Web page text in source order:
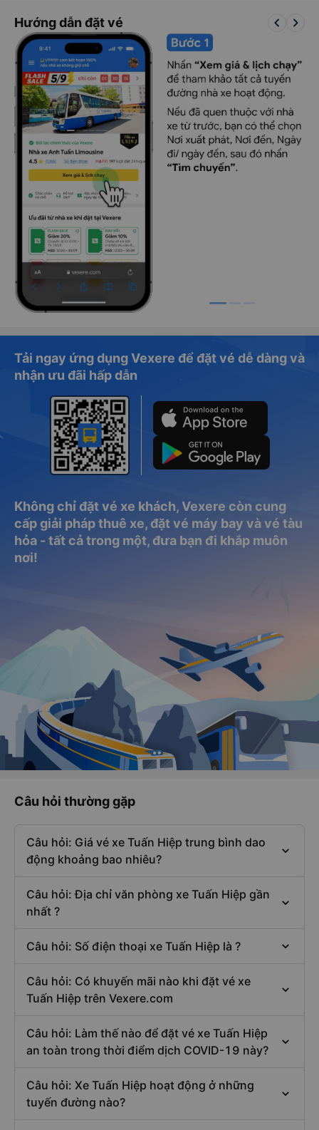
Hướng dẫn đặt vé keyboard_arrow_left keyboard_arrow_right
Tải ngay ứng dụng Vexere để đặt vé dễ dàng và
nhận ưu đãi hấp dẫn
Không chỉ đặt vé xe khách, Vexere còn cung
cấp giải pháp thuê xe, đặt vé máy bay và vé tàu
hỏa - tất cả trong một, đưa bạn đi khắp muôn
nơi!
Câu hỏi thường gặp
Câu hỏi: Giá vé xe Tuấn Hiệp trung bình dao
động khoảng bao nhiêu?
Câu hỏi: Địa chỉ văn phòng xe Tuấn Hiệp gần
nhất ?
Câu hỏi: Số điện thoại xe Tuấn Hiệp là ?
Câu hỏi: Có khuyến mãi nào khi đặt vé xe
Tuấn Hiệp trên Vexere.com
Câu hỏi: Làm thế nào để đặt vé xe Tuấn Hiệp
an toàn trong thời điểm dịch COVID-19 này?
Câu hỏi: Xe Tuấn Hiệp hoạt động ở những
tuyến đường nào?